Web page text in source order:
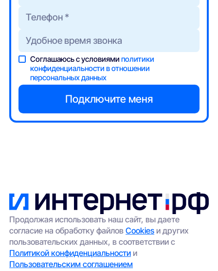
Соглашаюсь с условиямиполитики
конфиденциальности в отношении
персональных данных
Продолжая использовать наш сайт, вы даете
согласие на обработку файловCookies и других
пользовательских данных, в соответствии с
Политикой конфиденциальности и
Пользовательским соглашением